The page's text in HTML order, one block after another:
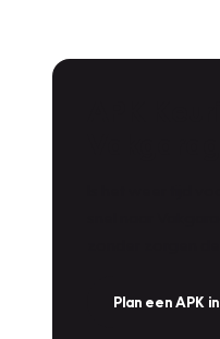
Plan een APK in